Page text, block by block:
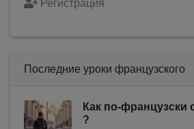
Регистрация
Последние уроки французского
Как по-французски
?